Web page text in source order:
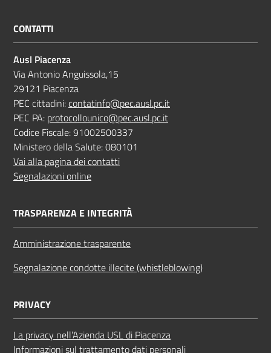
CONTATTI
Ausl Piacenza
Via Antonio Anguissola,15
29121 Piacenza
PEC cittadini:contatinfo@pec.ausl.pc.it
PEC PA: protocollounico@pec.ausl.pc.it
Codice Fiscale: 91002500337
Ministero della Salute: 080101
Vai alla pagina dei contatti
Segnalazioni online
TRASPARENZA E INTEGRITÀ
Amministrazione trasparente
Segnalazione condotte illecite (whistleblowing)
PRIVACY
La privacy nell’Azienda USL di Piacenza
Informazioni sul trattamento dati personali